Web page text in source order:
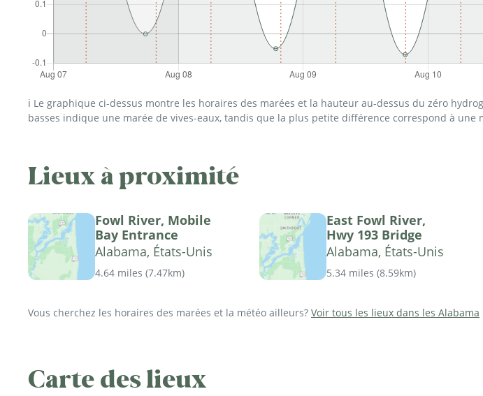
ℹ️ Le graphique ci-dessus montre les horaires des marées et la hauteur au-dessus du zéro
basses indique une marée de vives-eaux, tandis que la plus petite différence correspond à une
Lieux à proximité
Fowl River, Mobile
Bay Entrance
Alabama, États-Unis
4.64 miles (7.47km)
East Fowl River,
Hwy 193 Bridge
Alabama, États-Unis
5.34 miles (8.59km)
Vous cherchez les horaires des marées et la météo ailleurs? Voir tous les lieux dans les Alabama
Carte des lieux